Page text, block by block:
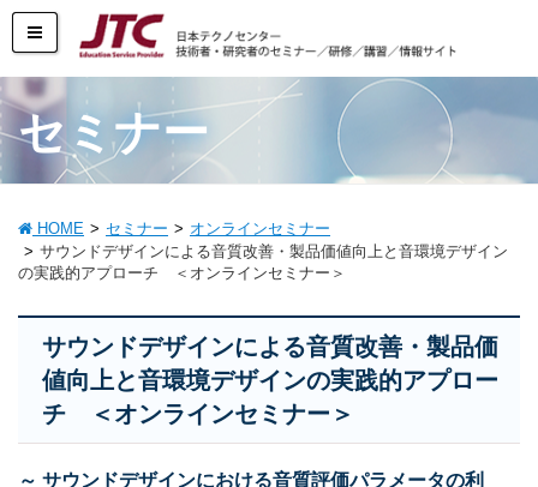
セミナー
HOME セミナー
オンラインセミナー
サウンドデザインによる音質改善・製品価値向上と音環境デザイン
の実践的アプローチ ＜オンラインセミナー＞
サウンドデザインによる音質改善・製品価
値向上と音環境デザインの実践的アプロー
チ ＜オンラインセミナー＞
～ サウンドデザインにおける音質評価パラメータの利